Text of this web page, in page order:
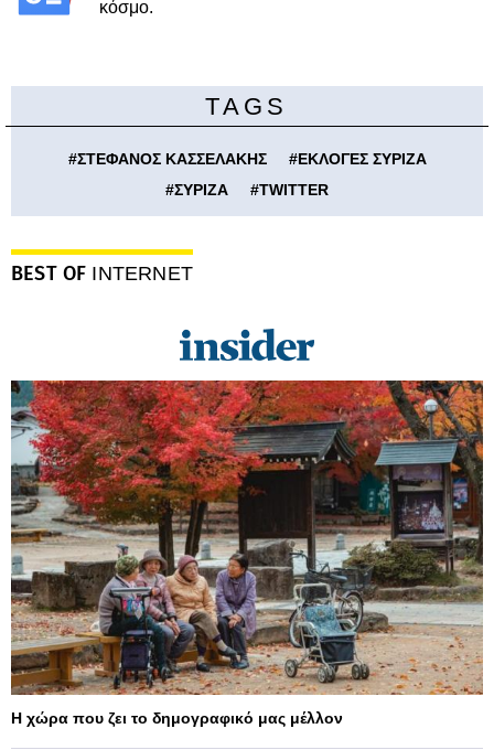
κόσμο.
TAGS
#ΣΤΕΦΑΝΟΣ ΚΑΣΣΕΛΑΚΗΣ #ΕΚΛΟΓΕΣ ΣΥΡΙΖΑ
#ΣΥΡΙΖΑ #TWITTER
BEST OF INTERNET
Η χώρα που ζει το δημογραφικό μας μέλλον